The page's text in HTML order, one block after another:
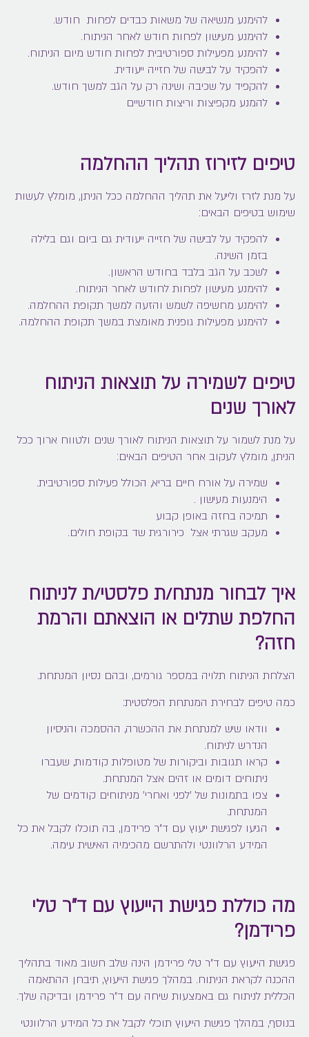
להימנע מנשיאה של משאות כבדים לפחות חודש.
להימנע מעישון לפחות חודש לאחר הניתוח.
להימנע מפעילות ספורטיבית לפחות חודש מיום הניתוח.
להפקיד על לבישה של חזייה ייעודית.
להקפיד על שכיבה ושינה רק על הגב למשך חודש.
להמנע מקפיצות וריצות חודשיים
טיפים לזירוז תהליך ההחלמה
על מנת לזרז ולייעל את תהליך ההחלמה ככל הניתן, מומלץ לעשות
שימוש בטיפים הבאים:
להפקיד על לבישה של חזייה ייעודית גם ביום וגם בלילה
בזמן השינה.
לשכב על הגב בלבד בחודש הראשון.
להימנע מעישון לפחות לחודש לאחר הניתוח.
להימנע מחשיפה לשמש והזעה למשך תקופת ההחלמה.
להימנע מפעילות גופנית מאומצת במשך תקופת ההחלמה.
טיפים לשמירה על תוצאות הניתוח
לאורך שנים
על מנת לשמור על תוצאות הניתוח לאורך שנים ולטווח ארוך ככל
הניתן, מומלץ לעקוב אחר הטיפים הבאים:
שמירה על אורח חיים בריא, הכולל פעילות ספורטיבית.
הימנעות מעישון .
תמיכה בחזה באופן קבוע
מעקב שגרתי אצל כירורגית שד בקופת חולים.
איך לבחור מנתח/ת פלסטי/ת לניתוח
החלפת שתלים או הוצאתם והרמת
חזה?
הצלחת הניתוח תלויה במספר גורמים, ובהם נסיון המנתחת.
כמה טיפים לבחירת המנתחת הפלסטית:
וודאו שיש למנתחת את ההכשרה, ההסמכה והניסיון
הנדרש לניתוח.
קראו תגובות וביקורות של מטופלות קודמות, שעברו
ניתוחים דומים או זהים אצל המנתחת.
צפו בתמונות של 'לפני ואחרי' מניתוחים קודמים של
המנתחת.
הגיעו לפגישת ייעוץ עם ד"ר פרידמן, בה תוכלו לקבל את כל
המידע הרלוונטי ולהתרשם מהכימיה האישית עימה.
מה כוללת פגישת הייעוץ עם ד"ר טלי
פרידמן?
פגישת הייעוץ עם ד"ר טלי פרידמן הינה שלב חשוב מאוד בתהליך
ההכנה לקראת הניתוח. במהלך פגישת הייעוץ, תיבחן ההתאמה
הכללית לניתוח גם באמצעות שיחה עם ד"ר פרידמן ובדיקה שלך.
בנוסף, במהלך פגישת הייעוץ תוכלי לקבל את כל המידע הרלוונטי